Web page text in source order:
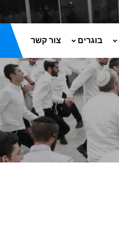
בוגרים צור קשר